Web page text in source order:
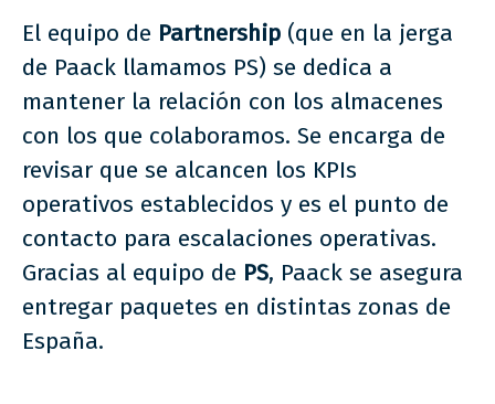
El equipo de Partnership (que en la jerga
de Paack llamamos PS) se dedica a
mantener la relación con los almacenes
con los que colaboramos. Se encarga de
revisar que se alcancen los KPIs
operativos establecidos y es el punto de
contacto para escalaciones operativas.
Gracias al equipo de PS, Paack se asegura
entregar paquetes en distintas zonas de
España.